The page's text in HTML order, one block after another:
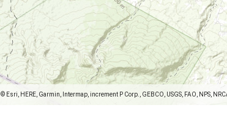
© Esri, HERE, Garmin, Intermap, increment P Corp., GEBCO, USGS, FAO, NPS,